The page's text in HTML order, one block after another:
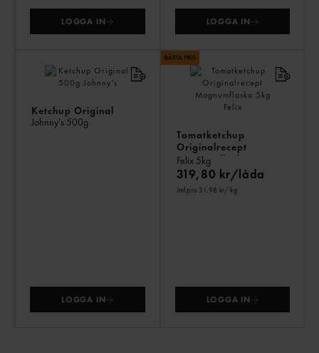
LOGGA IN LOGGA IN
Ketchup Original
Johnny's 500g
LOGGA IN
Tomatketchup
Originalrecept
Magnumflaska
Felix 5kg
319,80 kr/låda
Jmf.pris 31,98 kr/ kg
LOGGA IN